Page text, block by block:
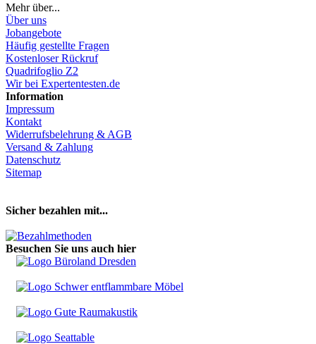
Mehr über...
Über uns
Jobangebote
Häufig gestellte Fragen
Kostenloser Rückruf
Quadrifoglio Z2
Wir bei Expertentesten.de
Information
Impressum
Kontakt
Widerrufsbelehrung & AGB
Versand & Zahlung
Datenschutz
Sitemap
Sicher bezahlen mit...
Besuchen Sie uns auch hier